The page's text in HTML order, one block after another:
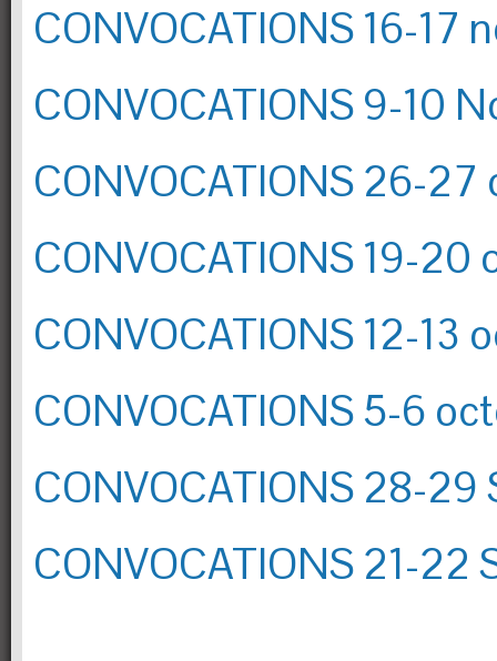
CONVOCATIONS 16-17
CONVOCATIONS 9-10
CONVOCATIONS 26-27
CONVOCATIONS 19-20
CONVOCATIONS 12-13
CONVOCATIONS 5-6
CONVOCATIONS 28-29
CONVOCATIONS 21-22